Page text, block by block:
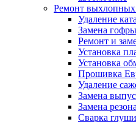
Ремонт выхлопных
Удаление
Замена
Ремонт и
Установка
Установка
Прошивка
Удаление
Замена
Замена
Сварка